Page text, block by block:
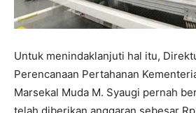
Untuk menindaklanjuti hal itu,
Perencanaan Pertahanan
Marsekal Muda M. Syaugi pernah